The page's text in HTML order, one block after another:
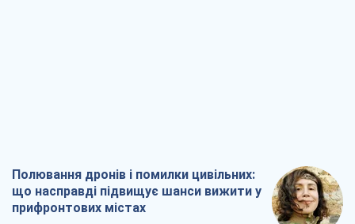
Полювання дронів і помилки цивільних:
що насправді підвищує шанси вижити у
прифронтових містах